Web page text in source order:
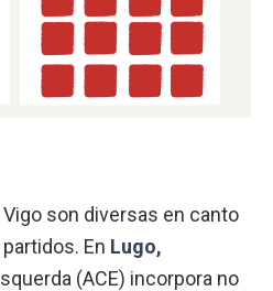
Vigo son diversas en canto
En Lugo,
(ACE) incorpora no